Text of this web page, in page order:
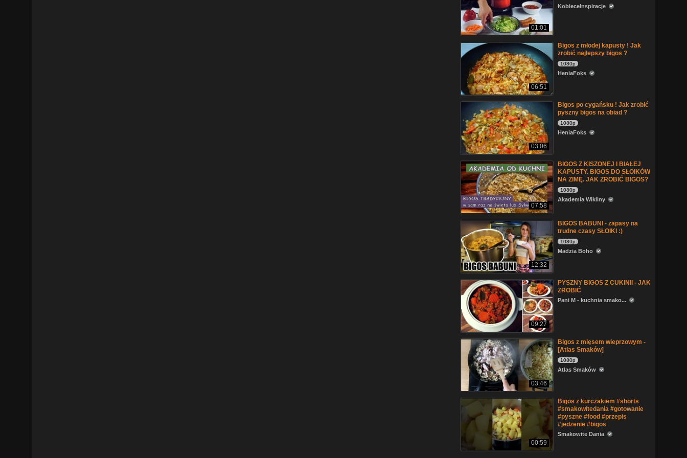
01:01
KobieceInspiracje
06:51
Bigos z młodej kapusty ! Jak
zrobić najlepszy bigos ?
1080p
HeniaFoks
03:06
Bigos po cygańsku ! Jak zrobić
pyszny bigos na obiad ?
1080p
HeniaFoks
07:58
BIGOS Z KISZONEJ I BIAŁEJ
KAPUSTY. BIGOS DO SŁOIKÓW
NA ZIMĘ. JAK ZROBIĆ BIGOS?
1080p
Akademia Wikliny
12:32
BIGOS BABUNI - zapasy na
trudne czasy SŁOIKI :)
1080p
Madzia Boho
09:27
PYSZNY BIGOS Z CUKINII - JAK
ZROBIĆ
Pani M - kuchnia smako...
03:46
Bigos z mięsem wieprzowym -
[Atlas Smaków]
1080p
Atlas Smaków
00:59
Bigos z kurczakiem #shorts
#smakowitedania #gotowanie
#pyszne #food #przepis
#jedzenie #bigos
Smakowite Dania